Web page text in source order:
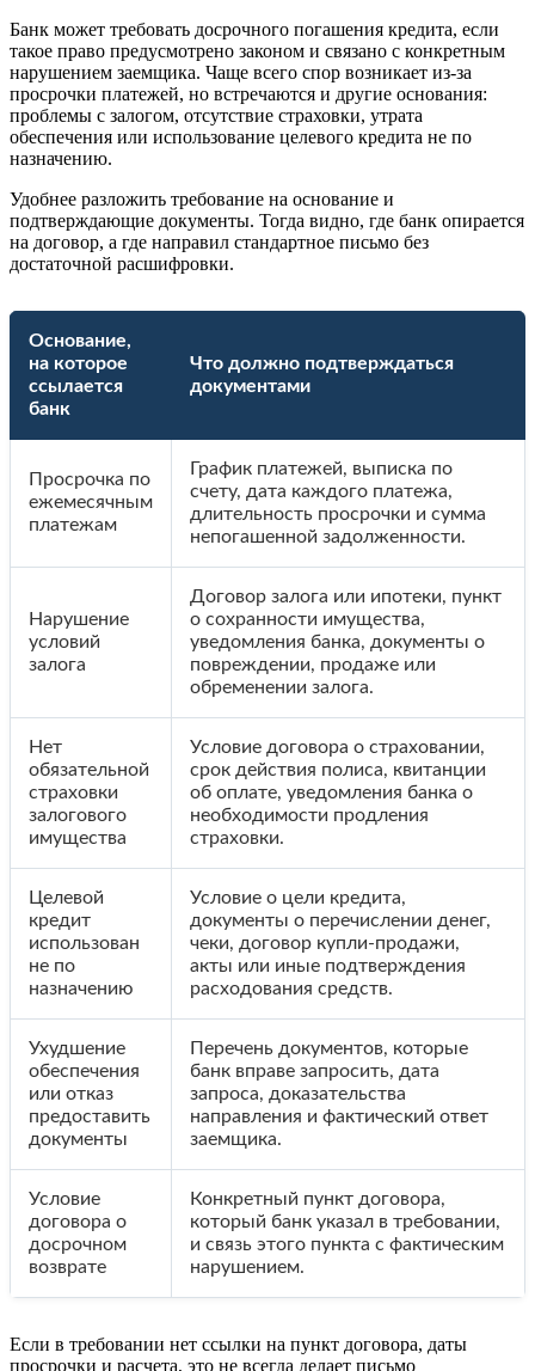
Банк может требовать досрочного погашения кредита, если
такое право предусмотрено законом и связано с конкретным
нарушением заемщика. Чаще всего спор возникает из-за
просрочки платежей, но встречаются и другие основания:
проблемы с залогом, отсутствие страховки, утрата
обеспечения или использование целевого кредита не по
назначению.
Удобнее разложить требование на основание и
подтверждающие документы. Тогда видно, где банк опирается
на договор, а где направил стандартное письмо без
достаточной расшифровки.
Основание,
на которое
ссылается
банк
Что должно подтверждаться
документами
Просрочка по
ежемесячным
платежам
График платежей, выписка по
счету, дата каждого платежа,
длительность просрочки и сумма
непогашенной задолженности.
Нарушение
условий
залога
Договор залога или ипотеки, пункт
о сохранности имущества,
уведомления банка, документы о
повреждении, продаже или
обременении залога.
Нет
обязательной
страховки
залогового
имущества
Условие договора о страховании,
срок действия полиса, квитанции
об оплате, уведомления банка о
необходимости продления
страховки.
Целевой
кредит
использован
не по
назначению
Условие о цели кредита,
документы о перечислении денег,
чеки, договор купли-продажи,
акты или иные подтверждения
расходования средств.
Ухудшение
обеспечения
или отказ
предоставить
документы
Перечень документов, которые
банк вправе запросить, дата
запроса, доказательства
направления и фактический ответ
заемщика.
Условие
договора о
досрочном
возврате
Конкретный пункт договора,
который банк указал в требовании,
и связь этого пункта с фактическим
нарушением.
Если в требовании нет ссылки на пункт договора, даты
просрочки и расчета, это не всегда делает письмо